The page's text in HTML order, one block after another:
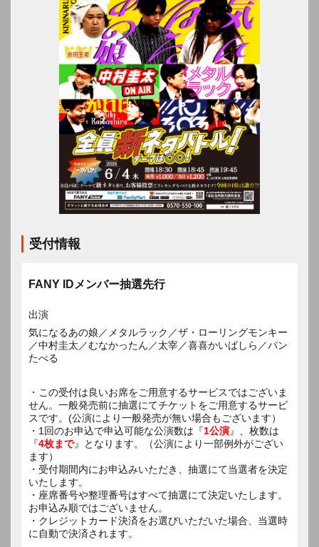
受付情報
FANY IDメンバー抽選先行
出演
気になるあの娘／メタルラック／ザ・ローリングモンキー
／中村圭太／むなかったん／太宰／喜喜かいばしら／パン
たべる
・この受付は良いお席をご用意するサービスではございま
せん。一般発売前に抽選にてチケットをご用意するサービ
スです。(公演により一般発売が無い場合もございます）
・1回のお申込で申込可能な公演数は『1公演』、枚数は
『4枚まで』となります。（公演により一部例外がござい
ます）
・受付期間内にお申込みいただき、抽選にて当選者を決定
いたします。
・座席番号や整理番号はすべて抽選にて決定いたします。
お申込み順ではございません。
・クレジットカード決済をお選びいただいた場合、当選時
に自動で決済されます。